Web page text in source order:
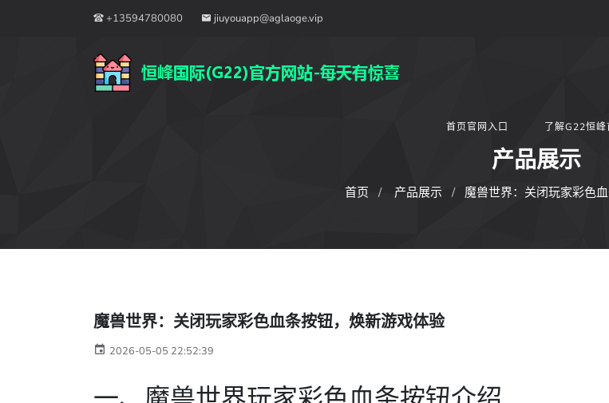
+13594780080 jiuyouapp@aglaoge.vip
首页官网入口 了解G22恒峰
产品展示
首页 产品展示 魔兽世界：关闭玩家彩色
魔兽世界：关闭玩家彩色血条按钮，焕新游戏体验
2026-05-05 22:52:39